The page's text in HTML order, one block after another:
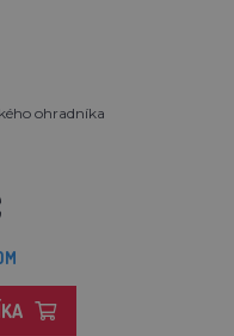
ohradníka